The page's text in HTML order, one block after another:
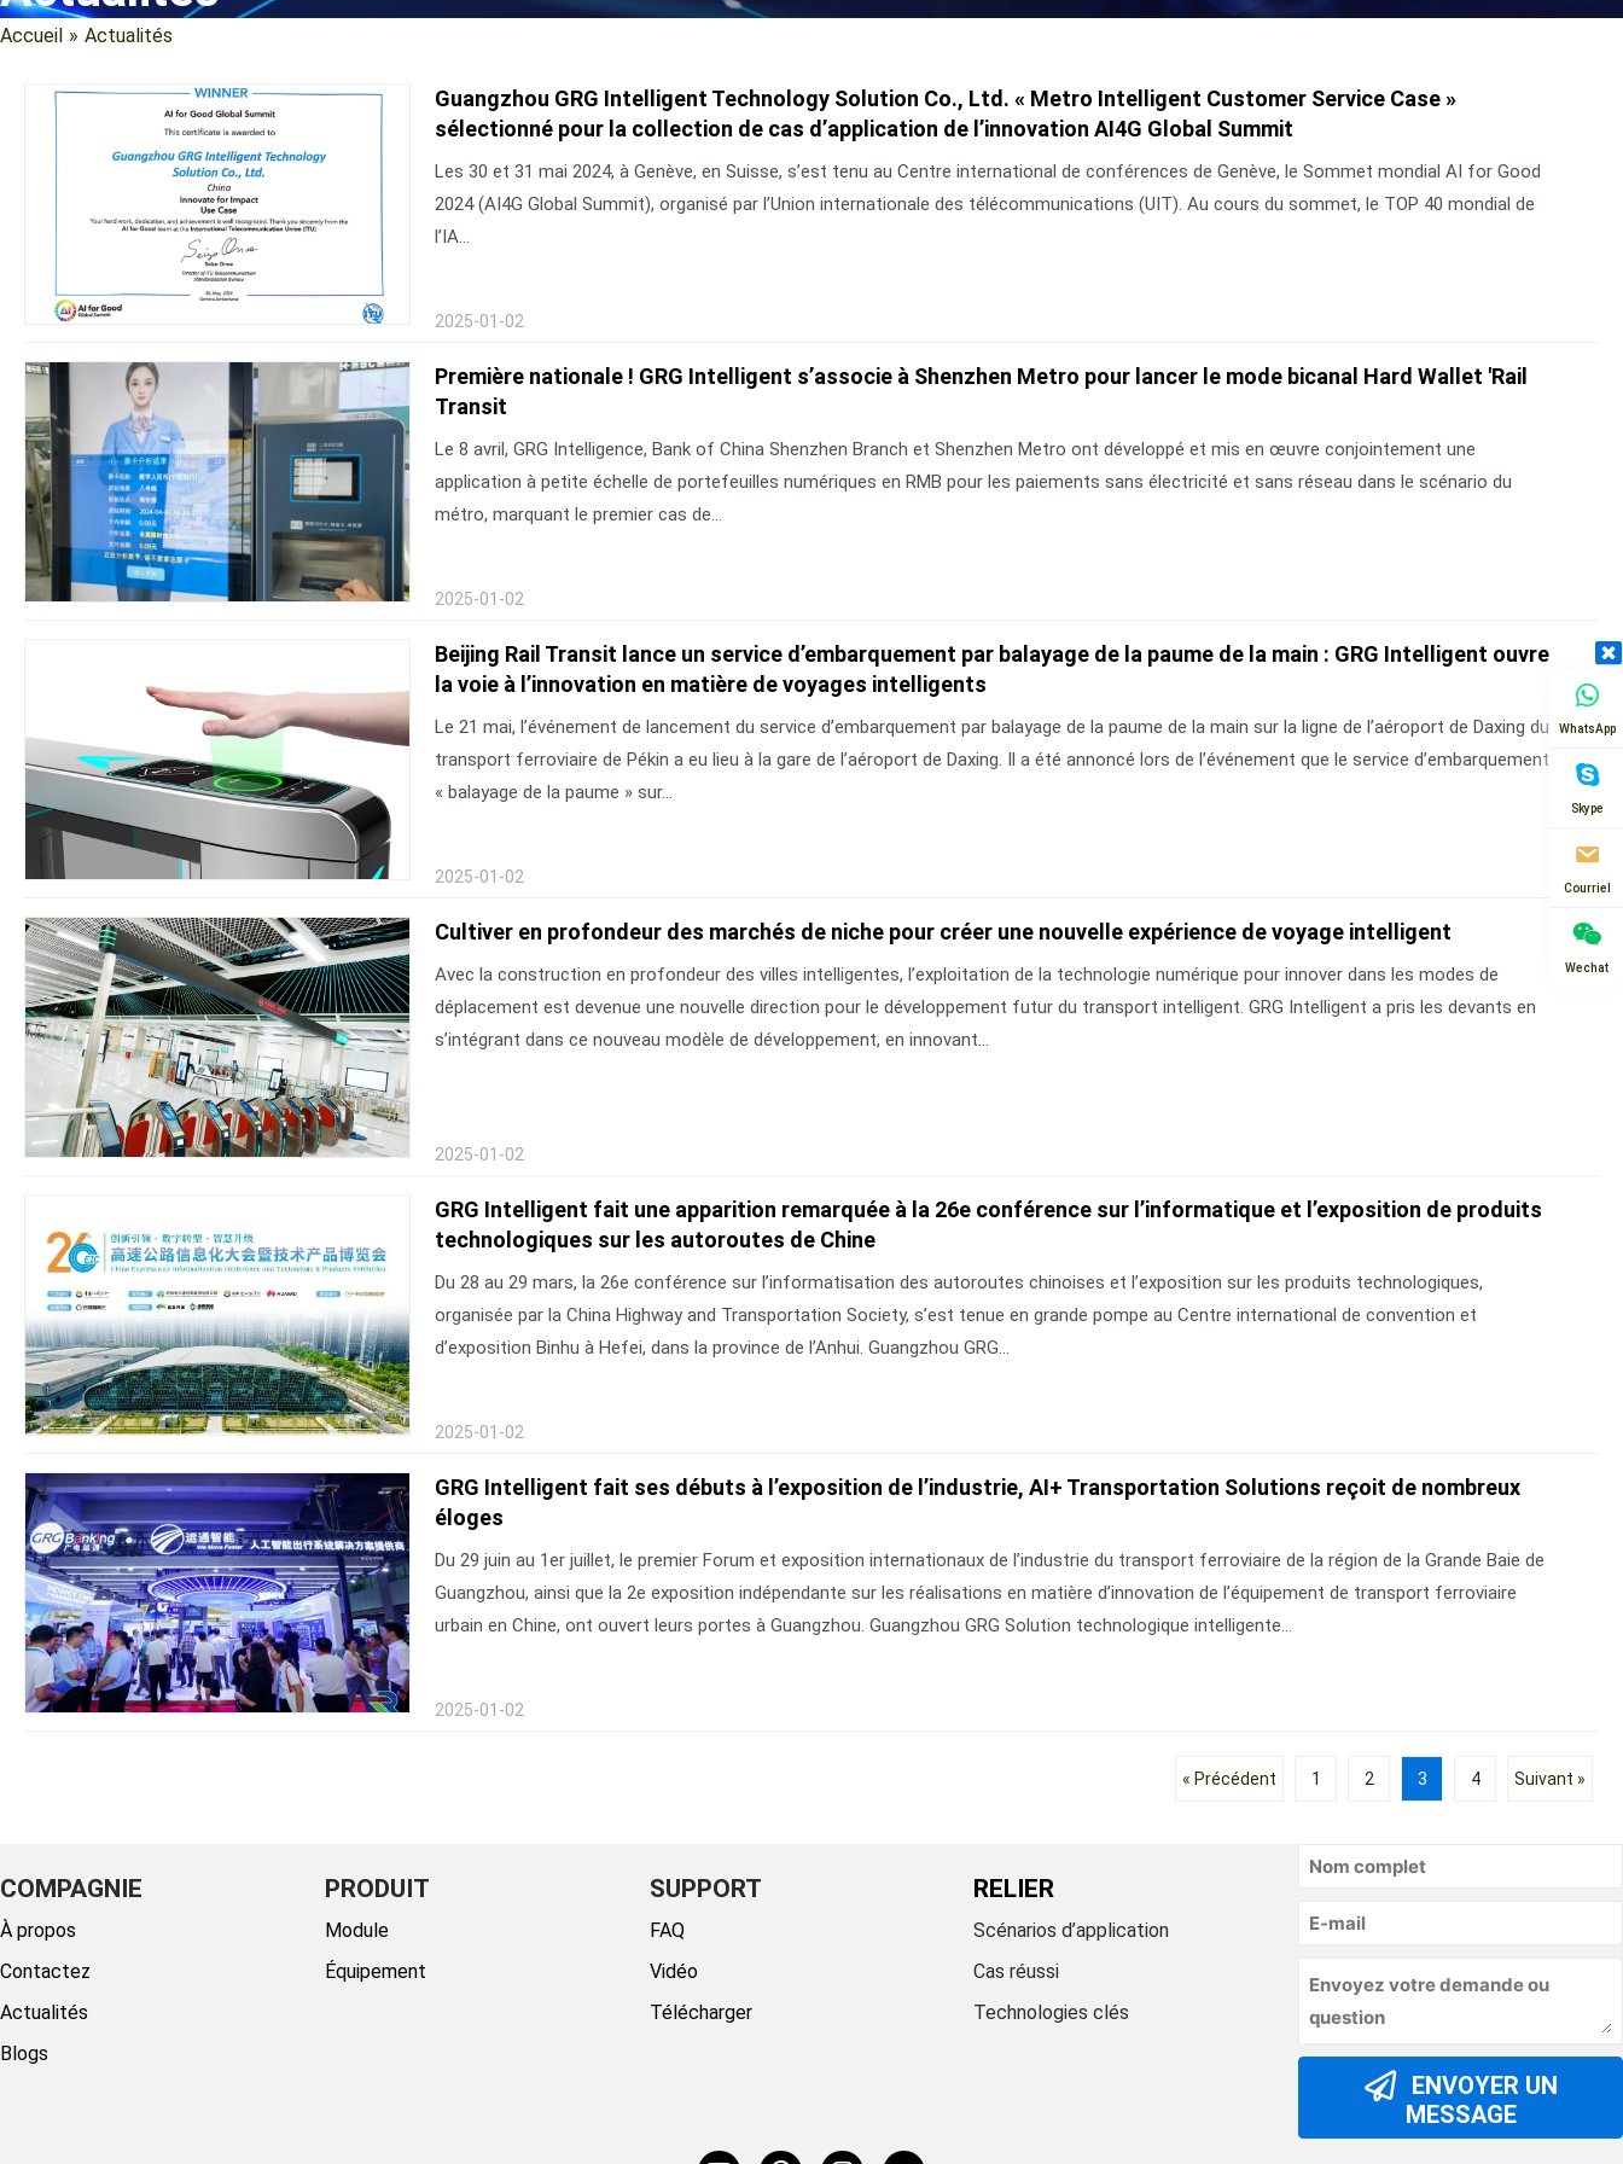
Accueil » Actualités
Guangzhou GRG Intelligent Technology Solution Co., Ltd. « Metro Intelligent Customer Service Case »
sélectionné pour la collection de cas d’application de l’innovation AI4G Global Summit
Les 30 et 31 mai 2024, à Genève, en Suisse, s’est tenu au Centre international de conférences de Genève, le Sommet mondial AI for Good
2024 (AI4G Global Summit), organisé par l’Union internationale des télécommunications (UIT). Au cours du sommet, le TOP 40 mondial de
l’IA...
2025-01-02
Première nationale ! GRG Intelligent s’associe à Shenzhen Metro pour lancer le mode bicanal Hard Wallet 'Rail
Transit
Le 8 avril, GRG Intelligence, Bank of China Shenzhen Branch et Shenzhen Metro ont développé et mis en œuvre conjointement une
application à petite échelle de portefeuilles numériques en RMB pour les paiements sans électricité et sans réseau dans le scénario du
métro, marquant le premier cas de...
2025-01-02
Beijing Rail Transit lance un service d’embarquement par balayage de la paume de la main : GRG Intelligent ouvre
la voie à l’innovation en matière de voyages intelligents
Le 21 mai, l’événement de lancement du service d’embarquement par balayage de la paume de la main sur la ligne de l’aéroport de Daxing du
transport ferroviaire de Pékin a eu lieu à la gare de l’aéroport de Daxing. Il a été annoncé lors de l’événement que le service d’embarquement
« balayage de la paume » sur...
2025-01-02
Cultiver en profondeur des marchés de niche pour créer une nouvelle expérience de voyage intelligent
Avec la construction en profondeur des villes intelligentes, l’exploitation de la technologie numérique pour innover dans les modes de
déplacement est devenue une nouvelle direction pour le développement futur du transport intelligent. GRG Intelligent a pris les devants en
s’intégrant dans ce nouveau modèle de développement, en innovant...
2025-01-02
GRG Intelligent fait une apparition remarquée à la 26e conférence sur l’informatique et l’exposition de produits
technologiques sur les autoroutes de Chine
Du 28 au 29 mars, la 26e conférence sur l’informatisation des autoroutes chinoises et l’exposition sur les produits technologiques,
organisée par la China Highway and Transportation Society, s’est tenue en grande pompe au Centre international de convention et
d’exposition Binhu à Hefei, dans la province de l’Anhui. Guangzhou GRG...
2025-01-02
GRG Intelligent fait ses débuts à l’exposition de l’industrie, AI+ Transportation Solutions reçoit de nombreux
éloges
Du 29 juin au 1er juillet, le premier Forum et exposition internationaux de l’industrie du transport ferroviaire de la région de la Grande Baie de
Guangzhou, ainsi que la 2e exposition indépendante sur les réalisations en matière d’innovation de l’équipement de transport ferroviaire
urbain en Chine, ont ouvert leurs portes à Guangzhou. Guangzhou GRG Solution technologique intelligente...
2025-01-02
« Précédent 1 2 3 4 Suivant »
COMPAGNIE
À propos
Contactez
Actualités
Blogs
PRODUIT
Module
Équipement
SUPPORT
FAQ
Vidéo
Télécharger
RELIER
Scénarios d’application
Cas réussi
Technologies clés
ENVOYER UN
MESSAGE
WhatsApp
Skype
Courriel
Wechat